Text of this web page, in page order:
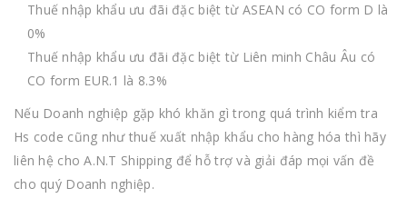
Thuế nhập khẩu ưu đãi đặc biệt từ ASEAN có CO form D là
0%
Thuế nhập khẩu ưu đãi đặc biệt từ Liên minh Châu Âu có
CO form EUR.1 là 8.3%
Nếu Doanh nghiệp gặp khó khăn gì trong quá trình kiểm tra
Hs code cũng như thuế xuất nhập khẩu cho hàng hóa thì hãy
liên hệ cho A.N.T Shipping để hỗ trợ và giải đáp mọi vấn đề
cho quý Doanh nghiệp.